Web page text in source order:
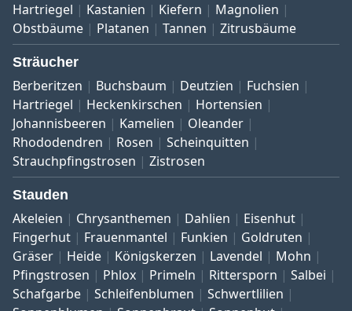
Hartriegel
Kastanien Kiefern
Magnolien
Obstbäume
Platanen Tannen Zitrusbäume
Sträucher
Berberitzen Buchsbaum Deutzien
Fuchsien
Hartriegel
Heckenkirschen
Hortensien
Johannisbeeren
Kamelien
Oleander
Rhododendren
Rosen
Scheinquitten
Strauchpfingstrosen
Zistrosen
Stauden
Akeleien Chrysanthemen Dahlien
Eisenhut
Fingerhut
Frauenmantel Funkien
Goldruten
Gräser
Heide Königskerzen Lavendel
Mohn
Pfingstrosen
Phlox Primeln Rittersporn
Salbei
Schafgarbe
Schleifenblumen
Schwertlilien